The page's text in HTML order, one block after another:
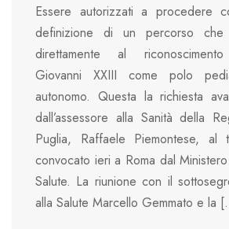
Essere autorizzati a procedere
definizione di un percorso che
direttamente al
Giovanni XXIII come polo
autonomo. Questa la richiesta
dall’assessore alla Sanità della
Puglia, Raffaele Piemontese, al
convocato ieri a Roma dal
Salute. La riunione con il
alla Salute Marcello Gemmato e la